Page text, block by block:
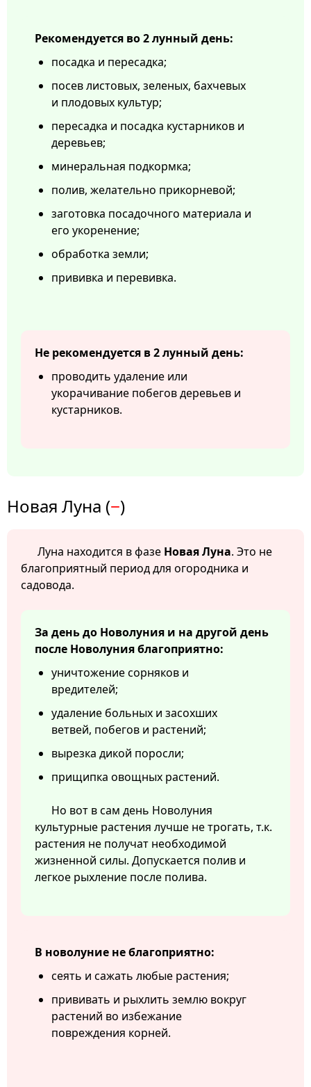
Рекомендуется во 2 лунный день:
посадка и пересадка;
посев листовых, зеленых, бахчевых
и плодовых культур;
пересадка и посадка кустарников и
деревьев;
минеральная подкормка;
полив, желательно прикорневой;
заготовка посадочного материала и
его укоренение;
обработка земли;
прививка и перевивка.
Не рекомендуется в 2 лунный день:
проводить удаление или
укорачивание побегов деревьев и
кустарников.
Новая Луна (−)
Луна находится в фазе Новая Луна. Это не
благоприятный период для огородника и
садовода.
За день до Новолуния и на другой день
после Новолуния благоприятно:
уничтожение сорняков и
вредителей;
удаление больных и засохших
ветвей, побегов и растений;
вырезка дикой поросли;
прищипка овощных растений.
Но вот в сам день Новолуния
культурные растения лучше не трогать, т.к.
растения не получат необходимой
жизненной силы. Допускается полив и
легкое рыхление после полива.
В новолуние не благоприятно:
сеять и сажать любые растения;
прививать и рыхлить землю вокруг
растений во избежание
повреждения корней.